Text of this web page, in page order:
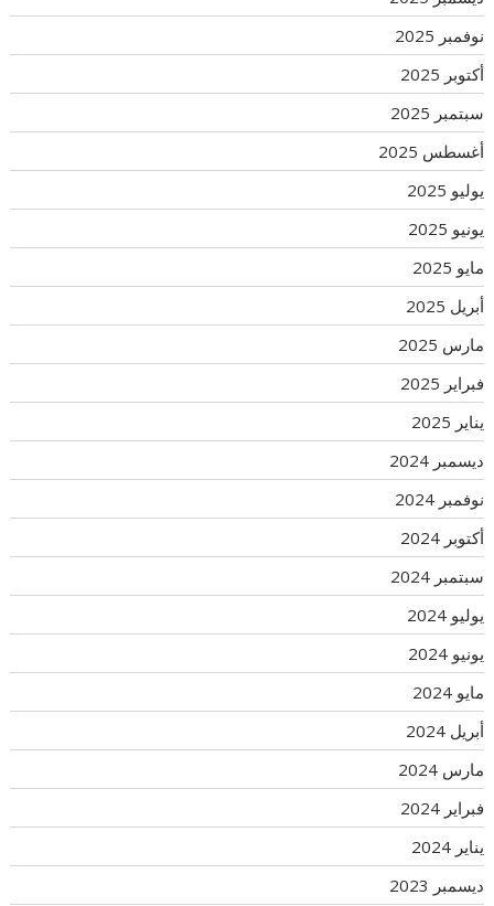
نوفمبر 2025
أكتوبر 2025
سبتمبر 2025
أغسطس 2025
يوليو 2025
يونيو 2025
مايو 2025
أبريل 2025
مارس 2025
فبراير 2025
يناير 2025
ديسمبر 2024
نوفمبر 2024
أكتوبر 2024
سبتمبر 2024
يوليو 2024
يونيو 2024
مايو 2024
أبريل 2024
مارس 2024
فبراير 2024
يناير 2024
ديسمبر 2023